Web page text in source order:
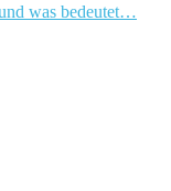
was bedeutet…